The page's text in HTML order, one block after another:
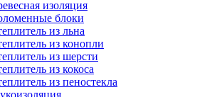
изоляция
блоки
из льна
из конопли
из шерсти
из кокоса
из пеностекла